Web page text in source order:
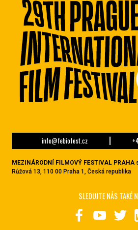
info@febiofest.cz
MEZINÁRODNÍ FILMOVÝ FESTIVAL PRAHA
Růžová 13, 110 00 Praha 1, Česká republika
SLEDUJTE NÁS TAKÉ